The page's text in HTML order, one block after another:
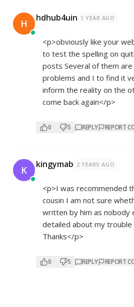
H hdhub4uin 1 YEAR AGO
<p>obviously like your
to test the spelling on
posts Several of them
problems and I to find it
inform the reality on the
come back again</p>
0 5 REPLY REPORT
K kingymab 2 YEARS AGO
<p>I was recommended
cousin I am not sure
written by him as nobody
detailed about my trouble
Thanks</p>
0 5 REPLY REPORT